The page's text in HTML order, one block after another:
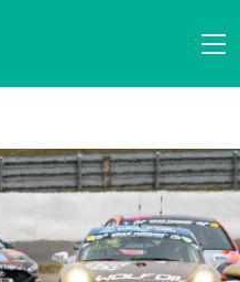
FOUR